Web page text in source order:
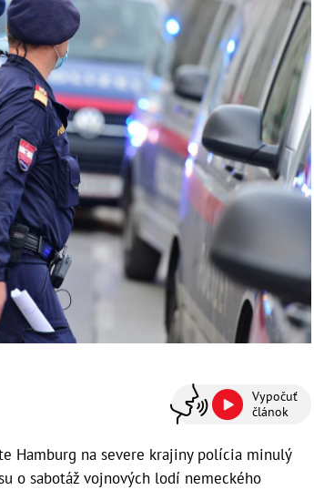
Vypočuť
článok
Hamburg na severe krajiny polícia minulý
o sabotáž vojnových lodí nemeckého